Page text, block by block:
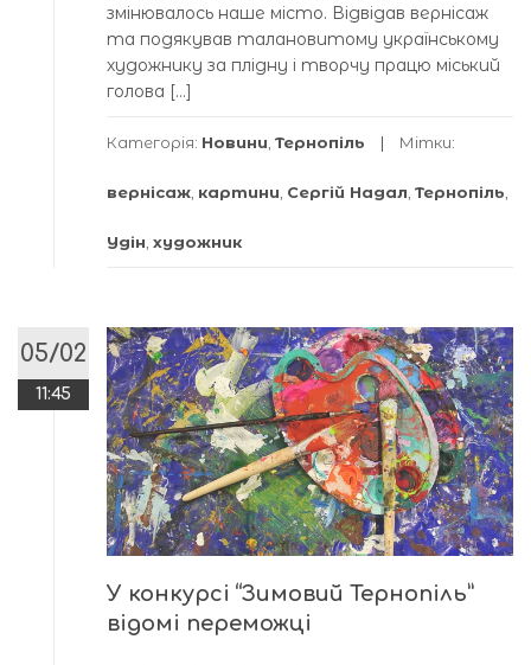
змінювалось наше місто. Відвідав вернісаж
та подякував талановитому українському
художнику за плідну і творчу працю міський
голова […]
Категорія: Новини Тернопіль Мітки:
вернісаж картини Сергій Надал Тернопіль
Удін художник
05/02
11:45
У конкурсі “Зимовий Тернопіль”
відомі переможці